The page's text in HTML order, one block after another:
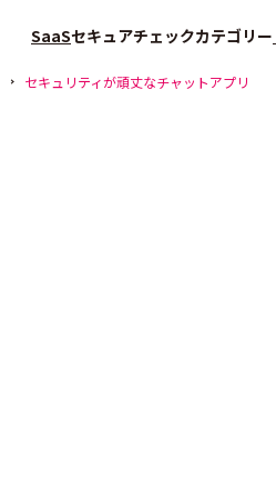
SaaSセキュアチェックカテゴリー
セキュリティが頑丈なチャットアプリ